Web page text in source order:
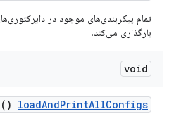
بارگذاری می‌کند.
void
loadAndPrintAllConfigs
()